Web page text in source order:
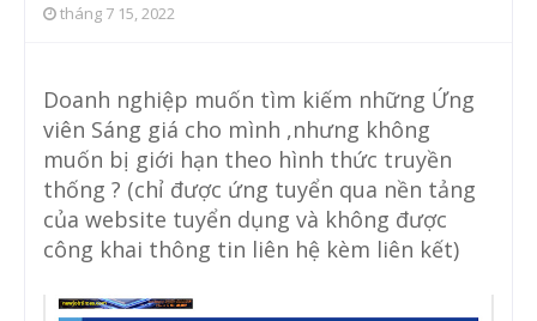
tháng 7 15, 2022
Doanh nghiệp muốn tìm kiếm những Ứng
viên Sáng giá cho mình ,nhưng không
muốn bị giới hạn theo hình thức truyền
thống ? (chỉ được ứng tuyển qua nền tảng
của website tuyển dụng và không được
công khai thông tin liên hệ kèm liên kết)